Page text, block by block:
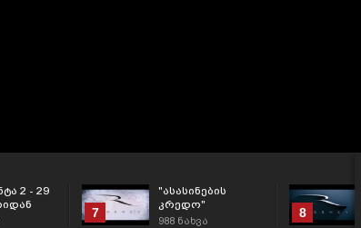
2 - 29
7
"ასასინების
კრედო"
988 ნახვა
8